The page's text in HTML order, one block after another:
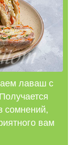
лаваш с
сомнений,
вам